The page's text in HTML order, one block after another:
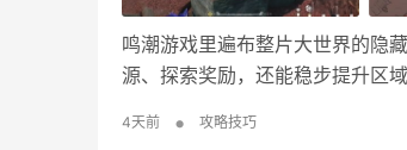
鸣潮游戏里遍布整片大世界的隐
源、探索奖励，还能稳步提升区
景完成水池交互才能够顺利解锁
4天前 • 攻略技巧